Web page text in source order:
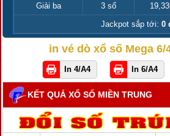
Giải ba
3 số
Jackpot sắp tới: 0
in vé dò xổ số Mega 6/
In 4/A4 In 6/A4
KẾT QUẢ XỔ SỐ MIỀN TRUNG